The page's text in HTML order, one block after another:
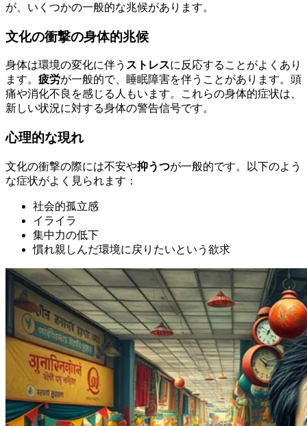
が、いくつかの一般的な兆候があります。
文化の衝撃の身体的兆候
身体は環境の変化に伴う ストレスに反応することがよくあり
ます。 疲労が一般的で、睡眠障害を伴うことがあります。頭
痛や消化不良を感じる人もいます。これらの身体的症状は、
新しい状況に対する身体の警告信号です。
心理的な現れ
文化の衝撃の際には不安や抑うつが一般的です。以下のよう
な症状がよく見られます：
社会的孤立感
イライラ
集中力の低下
慣れ親しんだ環境に戻りたいという欲求